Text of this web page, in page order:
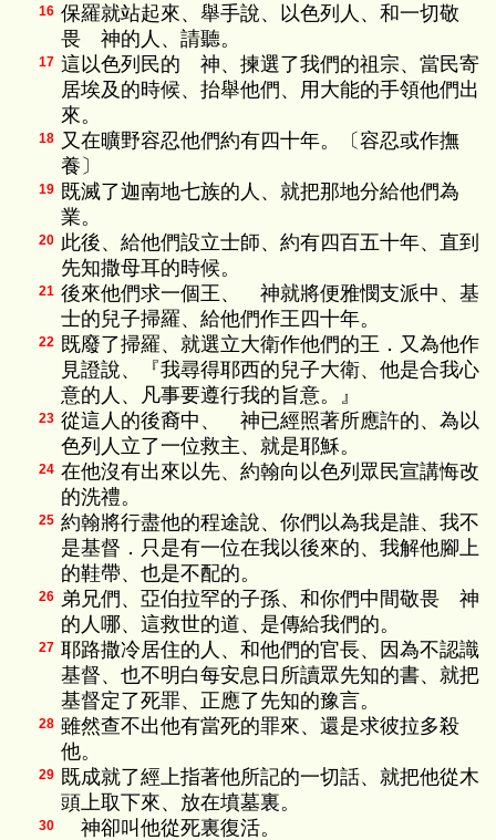
16 保羅就站起來、舉手說、以色列人、和一切敬
畏 神的人、請聽。
17 這以色列民的 神、揀選了我們的祖宗、當民寄
居埃及的時候、抬舉他們、用大能的手領他們出
來。
18 又在曠野容忍他們約有四十年。〔容忍或作撫
養〕
19 既滅了迦南地七族的人、就把那地分給他們為
業。
20 此後、給他們設立士師、約有四百五十年、直到
先知撒母耳的時候。
21 後來他們求一個王、 神就將便雅憫支派中、基
士的兒子掃羅、給他們作王四十年。
22 既廢了掃羅、就選立大衛作他們的王．又為他作
見證說、『我尋得耶西的兒子大衛、他是合我心
意的人、凡事要遵行我的旨意。』
23 從這人的後裔中、 神已經照著所應許的、為以
色列人立了一位救主、就是耶穌。
24 在他沒有出來以先、約翰向以色列眾民宣講悔改
的洗禮。
25 約翰將行盡他的程途說、你們以為我是誰、我不
是基督．只是有一位在我以後來的、我解他腳上
的鞋帶、也是不配的。
26 弟兄們、亞伯拉罕的子孫、和你們中間敬畏 神
的人哪、這救世的道、是傳給我們的。
27 耶路撒冷居住的人、和他們的官長、因為不認識
基督、也不明白每安息日所讀眾先知的書、就把
基督定了死罪、正應了先知的豫言。
28 雖然查不出他有當死的罪來、還是求彼拉多殺
他。
29 既成就了經上指著他所記的一切話、就把他從木
頭上取下來、放在墳墓裏。
30 神卻叫他從死裏復活。